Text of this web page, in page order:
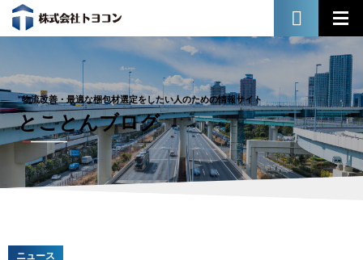
物流改善・最適な梱包材選定をしたい人のための情報サイト
とことんブログ
ニュース